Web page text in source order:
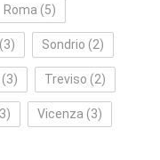
Roma (5)
(3) Sondrio (2)
(3) Treviso (2)
Vicenza (3)